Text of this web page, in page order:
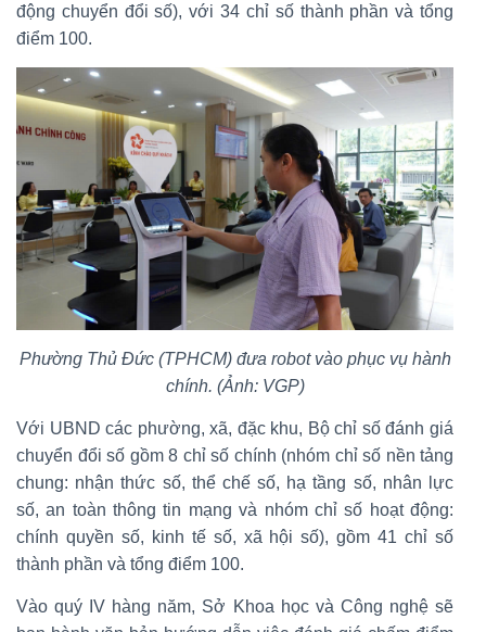
động chuyển đổi số), với 34 chỉ số thành phần và tổng
điểm 100.
Phường Thủ Đức (TPHCM) đưa robot vào phục vụ hành
chính. (Ảnh: VGP)
Với UBND các phường, xã, đặc khu, Bộ chỉ số đánh giá
chuyển đổi số gồm 8 chỉ số chính (nhóm chỉ số nền tảng
chung: nhận thức số, thể chế số, hạ tầng số, nhân lực
số, an toàn thông tin mạng và nhóm chỉ số hoạt động:
chính quyền số, kinh tế số, xã hội số), gồm 41 chỉ số
thành phần và tổng điểm 100.
Vào quý IV hàng năm, Sở Khoa học và Công nghệ sẽ